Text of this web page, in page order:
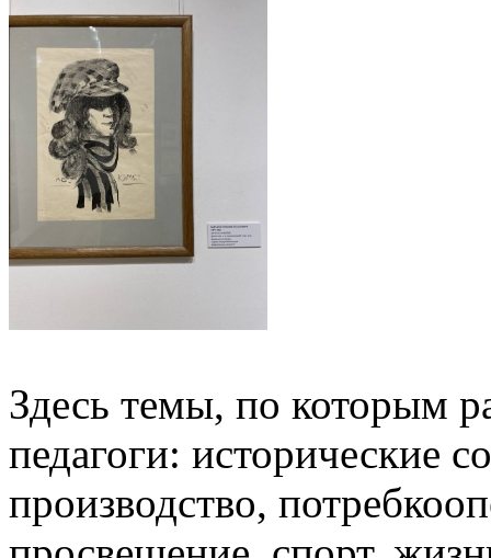
Здесь темы, по которым
педагоги: исторические
производство,